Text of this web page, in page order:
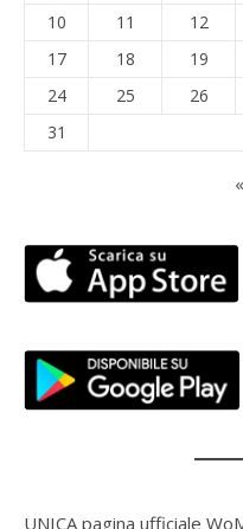
10
11 12
17
18 19
24
25 26
31
UNICA pagina ufficiale